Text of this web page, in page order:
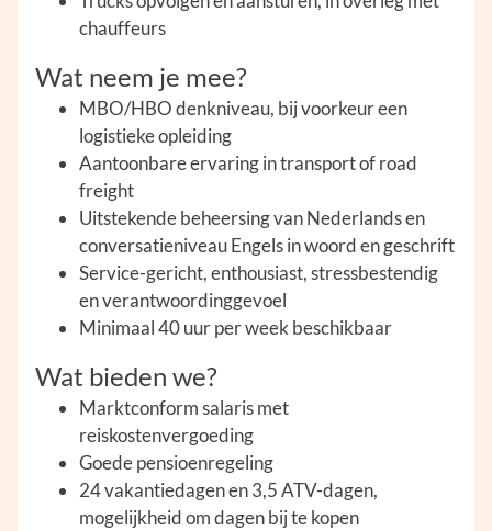
chauffeurs
Wat neem je mee?
MBO/HBO denkniveau, bij voorkeur een
logistieke opleiding
Aantoonbare ervaring in transport of road
freight
Uitstekende beheersing van Nederlands en
conversatieniveau Engels in woord en geschrift
Service-gericht, enthousiast, stressbestendig
en verantwoordinggevoel
Minimaal 40 uur per week beschikbaar
Wat bieden we?
Marktconform salaris met
reiskostenvergoeding
Goede pensioenregeling
24 vakantiedagen en 3,5 ATV-dagen,
mogelijkheid om dagen bij te kopen